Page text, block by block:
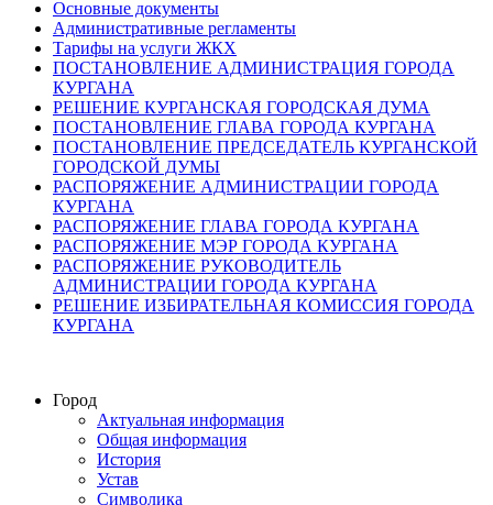
Основные документы
Административные регламенты
Тарифы на услуги ЖКХ
ПОСТАНОВЛЕНИЕ АДМИНИСТРАЦИЯ ГОРОДА
КУРГАНА
РЕШЕНИЕ КУРГАНСКАЯ ГОРОДСКАЯ ДУМА
ПОСТАНОВЛЕНИЕ ГЛАВА ГОРОДА КУРГАНА
ПОСТАНОВЛЕНИЕ ПРЕДСЕДАТЕЛЬ КУРГАНСКОЙ
ГОРОДСКОЙ ДУМЫ
РАСПОРЯЖЕНИЕ АДМИНИСТРАЦИИ ГОРОДА
КУРГАНА
РАСПОРЯЖЕНИЕ ГЛАВА ГОРОДА КУРГАНА
РАСПОРЯЖЕНИЕ МЭР ГОРОДА КУРГАНА
РАСПОРЯЖЕНИЕ РУКОВОДИТЕЛЬ
АДМИНИСТРАЦИИ ГОРОДА КУРГАНА
РЕШЕНИЕ ИЗБИРАТЕЛЬНАЯ КОМИССИЯ ГОРОДА
КУРГАНА
Город
Актуальная информация
Общая информация
История
Устав
Символика